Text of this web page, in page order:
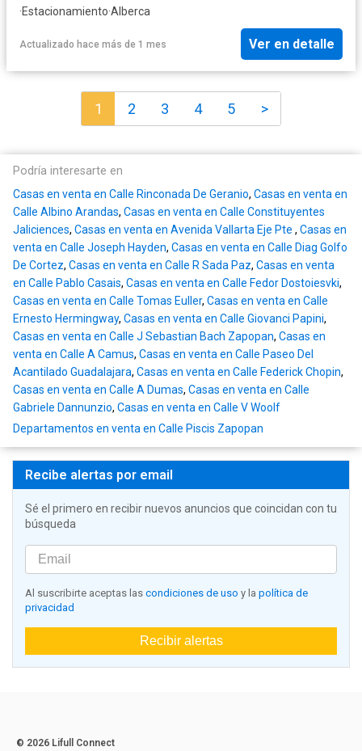
·Estacionamiento·Alberca
Actualizado hace más de 1 mes Ver en detalle
1 2 3 4 5 >
Podría interesarte en
Casas en venta en Calle Rinconada De Geranio, Casas en venta en
Calle Albino Arandas, Casas en venta en Calle Constituyentes
Jaliciences, Casas en venta en Avenida Vallarta Eje Pte , Casas en
venta en Calle Joseph Hayden, Casas en venta en Calle Diag Golfo
De Cortez, Casas en venta en Calle R Sada Paz, Casas en venta
en Calle Pablo Casais, Casas en venta en Calle Fedor Dostoiesvki,
Casas en venta en Calle Tomas Euller, Casas en venta en Calle
Ernesto Hermingway, Casas en venta en Calle Giovanci Papini,
Casas en venta en Calle J Sebastian Bach Zapopan, Casas en
venta en Calle A Camus, Casas en venta en Calle Paseo Del
Acantilado Guadalajara, Casas en venta en Calle Federick Chopin,
Casas en venta en Calle A Dumas, Casas en venta en Calle
Gabriele Dannunzio, Casas en venta en Calle V Woolf
Departamentos en venta en Calle Piscis Zapopan
Recibe alertas por email
Sé el primero en recibir nuevos anuncios que coincidan con tu
búsqueda
Al suscribirte aceptas las condiciones de uso y la política de
privacidad
Recibir alertas
© 2026 Lifull Connect